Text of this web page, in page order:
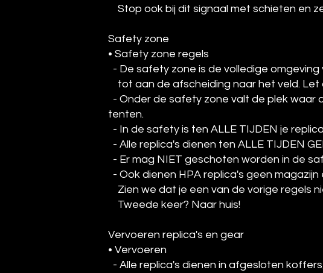
Stop ook bij dit signaal met schieten en
Safety zone
• Safety zone regels
- De safety zone is de volledige
tot aan de afscheiding naar het veld. Let
- Onder de safety zone valt de plek
tenten.
- In de safety is ten ALLE TIJDEN je
- Alle replica's dienen ten ALLE TIJDEN
- Er mag NIET geschoten worden in de
- Ook dienen HPA replica's geen
Zien we dat je een van de vorige regels
Tweede keer? Naar huis!
Vervoeren replica's en gear
• Vervoeren
- Alle replica's dienen in afgesloten